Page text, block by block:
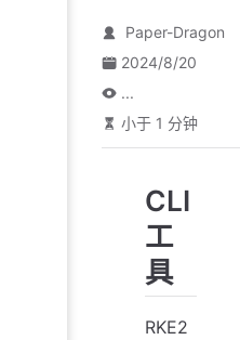
Paper-Dragon
2024/8/20
...
小于 1 分钟
CLI
工
具
RKE2